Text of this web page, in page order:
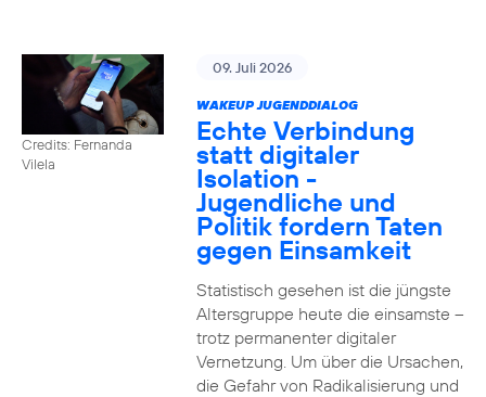
Credits: Fernanda
Vilela
09. Juli 2026
WAKEUP JUGENDDIALOG
Echte Verbindung
statt digitaler
Isolation -
Jugendliche und
Politik fordern Taten
gegen Einsamkeit
Statistisch gesehen ist die jüngste
Altersgruppe heute die einsamste –
trotz permanenter digitaler
Vernetzung. Um über die Ursachen,
die Gefahr von Radikalisierung und